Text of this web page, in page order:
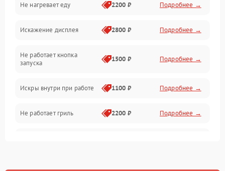
Механические повреждения
Питание и запуск
Нагрев и приготовление
Программное обеспечение
Не нагревает еду 2200 ₽ Подробнее →
Искажение дисплея 2800 ₽ Подробнее →
Не работает кнопка
запуска
1500 ₽ Подробнее →
Искры внутри при работе 1100 ₽ Подробнее →
Не работает гриль 2200 ₽ Подробнее →